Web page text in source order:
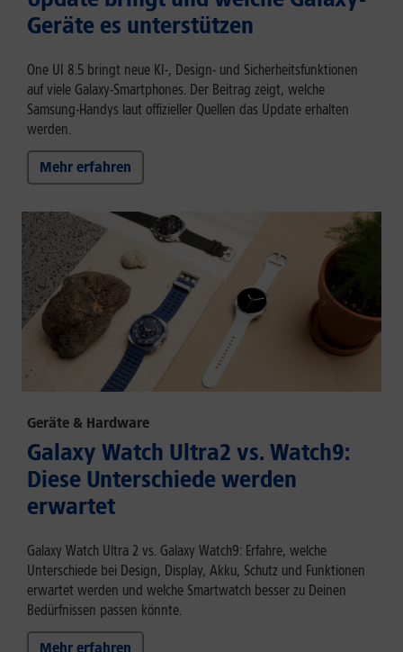
Geräte es unterstützen
One UI 8.5 bringt neue KI-, Design- und Sicherheitsfunktionen
auf viele Galaxy-Smartphones. Der Beitrag zeigt, welche
Samsung-Handys laut offizieller Quellen das Update erhalten
werden.
Mehr erfahren
Geräte & Hardware
Galaxy Watch Ultra2 vs. Watch9:
Diese Unterschiede werden
erwartet
Galaxy Watch Ultra 2 vs. Galaxy Watch9: Erfahre, welche
Unterschiede bei Design, Display, Akku, Schutz und Funktionen
erwartet werden und welche Smartwatch besser zu Deinen
Bedürfnissen passen könnte.
Mehr erfahren